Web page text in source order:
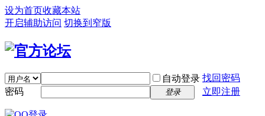
设为首页收藏本站
开启辅助访问 切换到窄版
自动登录 找回密码
密码
登录 立即注册